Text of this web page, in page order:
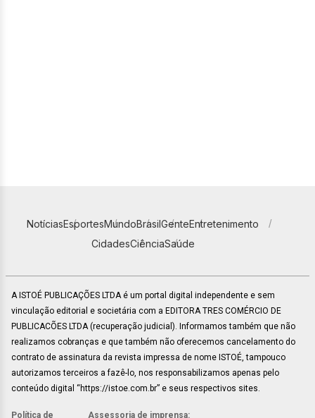
NotíciasEsportesMundoBrasilGenteEntretenimento
CidadesCiênciaSaúde
A ISTOÉ PUBLICAÇÕES LTDA é um portal digital independente e sem
vinculação editorial e societária com a EDITORA TRES COMÉRCIO DE
PUBLICACÕES LTDA (recuperação judicial). Informamos também que não
realizamos cobranças e que também não oferecemos cancelamento do
contrato de assinatura da revista impressa de nome ISTOÉ, tampouco
autorizamos terceiros a fazê-lo, nos responsabilizamos apenas pelo
conteúdo digital “https://istoe.com.br” e seus respectivos sites.
Política de Assessoria de imprensa: